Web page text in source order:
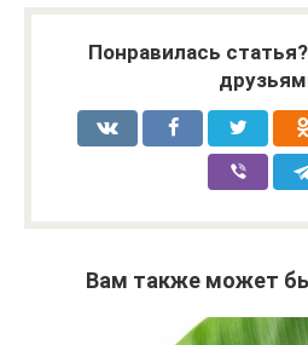
Понравилась
Вам также может